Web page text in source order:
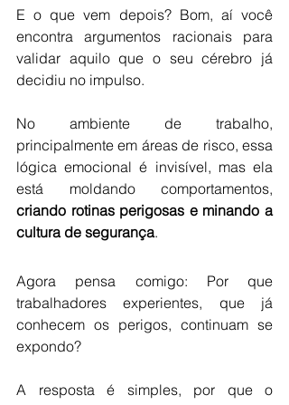
E o que vem depois? Bom, aí você
encontra argumentos racionais para
validar aquilo que o seu cérebro já
decidiu no impulso.
No ambiente de trabalho,
principalmente em áreas de risco, essa
lógica emocional é invisível, mas ela
criando rotinas perigosas e minando a
cultura de segurança.
Agora pensa comigo: Por que
trabalhadores experientes, que já
conhecem os perigos, continuam se
expondo?
A resposta é simples, por que o